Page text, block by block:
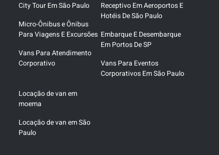
City Tour Em São Paulo
Micro-Ônibus e Ônibus
Para Viagens E Excursões
Vans Para Atendimento
Corporativo
Receptivo Em Aeroportos E
Hotéis De São Paulo
Embarque E Desembarque
Em Portos De SP
Vans Para Eventos
Corporativos Em São Paulo
Locação de van em
moema
Locação de van em São
Paulo